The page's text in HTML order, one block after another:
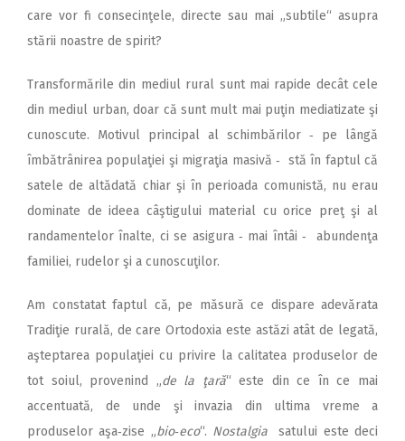
care vor fi consecinţele, directe sau mai „subtile“ asupra
stării noastre de spirit?
Transformările din mediul rural sunt mai rapide decât cele
din mediul urban, doar că sunt mult mai puţin mediatizate şi
cunoscute. Motivul principal al schimbărilor ‑ pe lângă
îmbătrânirea populaţiei şi migraţia masivă ‑ stă în faptul că
satele de altădată chiar şi în perioada comunistă, nu erau
dominate de ideea câştigului material cu orice preţ şi al
randamentelor înalte, ci se asigura ‑ mai întâi ‑ abundenţa
familiei, rudelor şi a cunoscuţilor.
Am constatat faptul că, pe măsură ce dispare adevărata
Tradiţie rurală, de care Ortodoxia este astăzi atât de legată,
aşteptarea populaţiei cu privire la calitatea produselor de
tot soiul, provenind „de la ţară“ este din ce în ce mai
accentuată, de unde şi invazia din ultima vreme a
produselor aşa‑zise „bio‑eco“. Nostalgiasatului este deci